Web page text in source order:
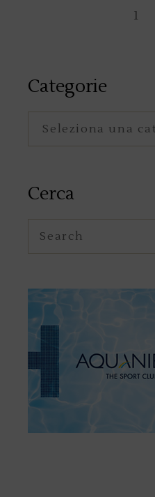
Navigazione
1
Categorie
Cerca
for: